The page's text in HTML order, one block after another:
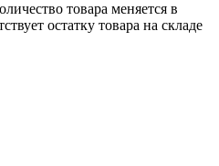
товара меняется в
остатку товара на складе